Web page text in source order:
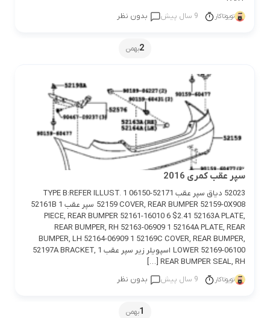
تویوتاکار 9 سال پیش بدون نظر
2بهمن
سپر عقب کمری 2016
52023 دیاق سپر عقب 52171-06150 TYPE B:REFER ILLUST. 1
52159 COVER, REAR BUMPER 52159-0X908 سپر عقب 1 52161B
PIECE, REAR BUMPER 52161-16010 6 $2.41 52163A PLATE,
REAR BUMPER, RH 52163-06909 1 52164A PLATE, REAR
BUMPER, LH 52164-06909 1 52169C COVER, REAR BUMPER,
LOWER 52169-06100 اسپویلر زیر سپر عقب 1 52197A BRACKET,
REAR BUMPER SEAL, RH […]
تویوتاکار 9 سال پیش بدون نظر
1بهمن